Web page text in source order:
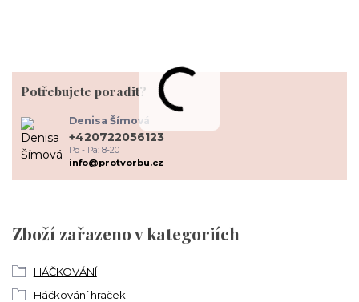
Zboží zařazeno v kategoriích
HÁČKOVÁNÍ
Háčkování hraček
Potřebujete poradit?
Denisa Šímová
+420722056123
Po - Pá: 8-20
info@protvorbu.cz